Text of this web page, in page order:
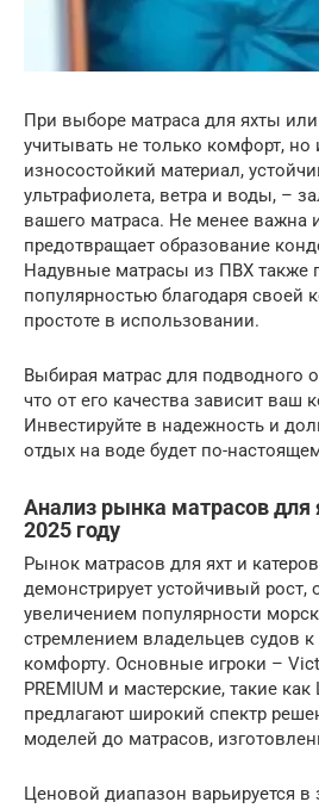
При выборе матраса для яхты
учитывать не только комфорт, но
износостойкий материал,
ультрафиолета, ветра и воды, –
вашего матраса. Не менее важна
предотвращает образование
Надувные матрасы из ПВХ также
популярностью благодаря своей
простоте в использовании.
Выбирая матрас для подводного
что от его качества зависит ваш
Инвестируйте в надежность и
отдых на воде будет по-
Анализ рынка матрасов для
2025 году
Рынок матрасов для яхт и
демонстрирует устойчивый рост,
увеличением популярности
стремлением владельцев судов
комфорту. Основные игроки –
PREMIUM и мастерские, такие
предлагают широкий спектр
моделей до матрасов,
Ценовой диапазон варьируется в